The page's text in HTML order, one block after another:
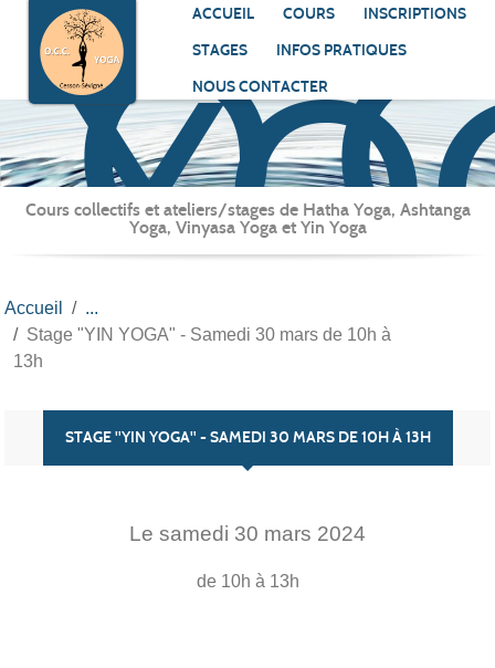
ACCUEIL COURS
INSCRIPTIONS
STAGES
INFOS PRATIQUES
NOUS CONTACTER
Cours collectifs et ateliers/stages de Hatha Yoga, Ashtanga
Yoga, Vinyasa Yoga et Yin Yoga
Accueil
Stage "YIN YOGA" - Samedi 30 mars de 10h à
13h
STAGE "YIN YOGA" - SAMEDI 30 MARS DE 10H À 13H
Le samedi 30 mars 2024
de 10h à 13h
Panneau de gestion des cookies